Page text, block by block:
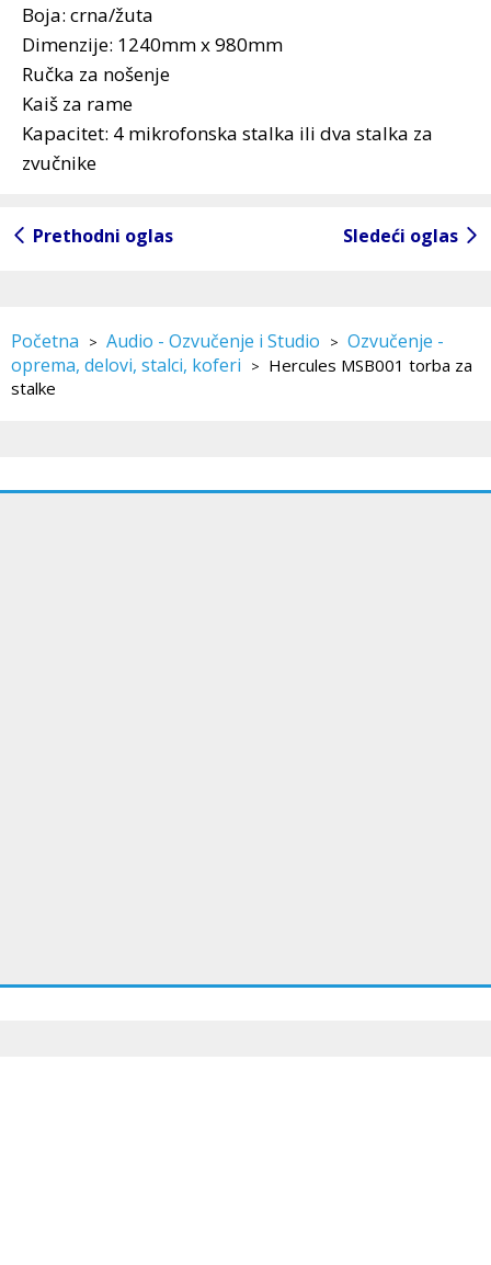
Boja: crna/žuta
Dimenzije: 1240mm x 980mm
Ručka za nošenje
Kaiš za rame
Kapacitet: 4 mikrofonska stalka ili dva stalka za
zvučnike
Prethodni oglas Sledeći oglas
Početna > Audio - Ozvučenje i Studio > Ozvučenje -
oprema, delovi, stalci, koferi
> Hercules MSB001 torba za
stalke